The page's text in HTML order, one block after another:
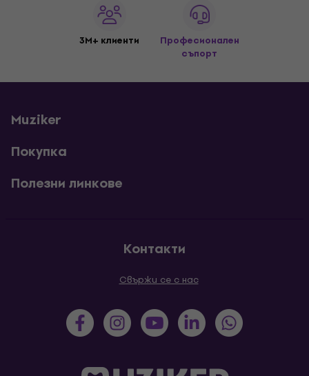
3M+ клиенти
Професионален
съпорт
Muziker
Покупка
Полезни линкове
Контакти
Свържи се с нас